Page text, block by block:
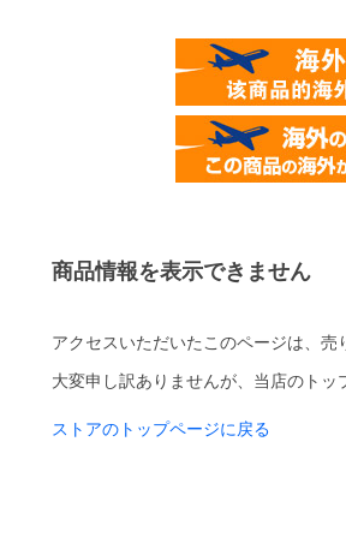
商品情報を表示できません
アクセスいただいたこのページは、売
大変申し訳ありませんが、当店のトッ
ストアのトップページに戻る